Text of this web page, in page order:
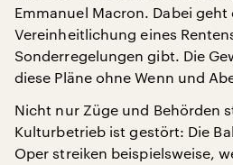
Emmanuel Macron. Dabei
Vereinheitlichung eines
Sonderregelungen gibt. Die
diese Pläne ohne Wenn und
Nicht nur Züge und Behörden
Kulturbetrieb ist gestört: Die
Oper streiken beispielsweise,